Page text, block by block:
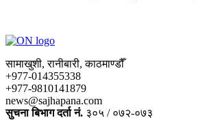
सामाखुशी, रानीबारी, काठमाण्डौँ
+977-014355338
+977-9810141879
news@sajhapana.com
सुचना बिभाग दर्ता नं. ३०५ / ०७२-०७३